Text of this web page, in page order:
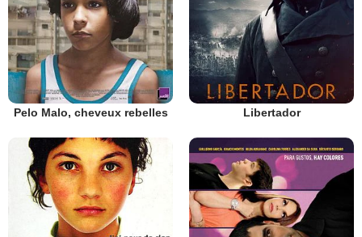
Pelo Malo, cheveux rebelles Libertador